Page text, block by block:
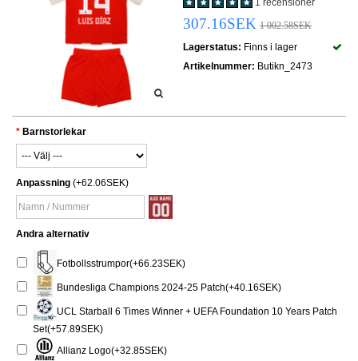
1 recensioner
307.16SEK 1 002.58SEK
Lagerstatus: Finns i lager
Artikelnummer: Butikn_2473
Barnstorlekar
Anpassning (+62.06SEK)
Andra alternativ
Fotbollsstrumpor(+66.23SEK)
Bundesliga Champions 2024-25 Patch(+40.16SEK)
UCL Starball 6 Times Winner + UEFA Foundation 10 Years Patch
Set(+57.89SEK)
Allianz Logo(+32.85SEK)